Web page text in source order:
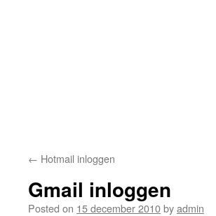
← Hotmail inloggen
Gmail inloggen
Posted on 15 december 2010byadmin